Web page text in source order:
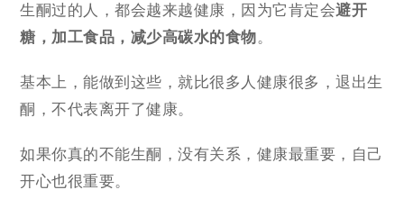
生酮过的人，都会越来越健康，因为它肯定会避开
糖，加工食品，减少高碳水的食物。
基本上，能做到这些，就比很多人健康很多，退出生
酮，不代表离开了健康。
如果你真的不能生酮，没有关系，健康最重要，自己
开心也很重要。